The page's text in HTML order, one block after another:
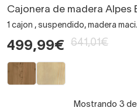
Cajonera de madera Alpes
1 cajon , suspendido, madera
499,99€ 641,01€
Mostrando 3